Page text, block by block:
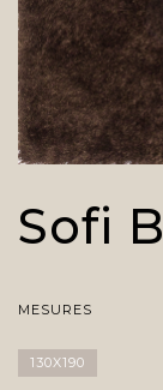
Sofi
MESURES
130X190